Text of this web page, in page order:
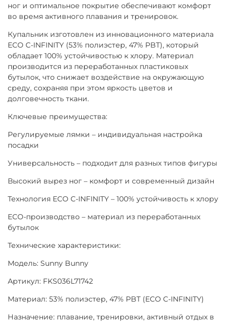
ног и оптимальное покрытие обеспечивают комфорт
во время активного плавания и тренировок.
Купальник изготовлен из инновационного материала
ECO C-INFINITY (53% полиэстер, 47% PBT), который
обладает 100% устойчивостью к хлору. Материал
производится из переработанных пластиковых
бутылок, что снижает воздействие на окружающую
среду, сохраняя при этом яркость цветов и
долговечность ткани.
Ключевые преимущества:
Регулируемые лямки – индивидуальная настройка
посадки
Универсальность – подходит для разных типов фигуры
Высокий вырез ног – комфорт и современный дизайн
Технология ECO C-INFINITY – 100% устойчивость к хлору
ECO-производство – материал из переработанных
бутылок
Технические характеристики:
Модель: Sunny Bunny
Артикул: FKS036L71742
Материал: 53% полиэстер, 47% PBT (ECO C-INFINITY)
Назначение: плавание, тренировки, активный отдых в